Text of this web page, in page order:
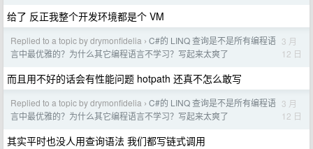
给了 反正我整个开发环境都是个 VM
Replied to a topic by drymonfidelia › C#的 LINQ 查询是不是所有编程语
言中最优雅的？为什么其它编程语言不学习？写起来太爽了
3 月
12 日
而且用不好的话会有性能问题 hotpath 还真不怎么敢写
Replied to a topic by drymonfidelia › C#的 LINQ 查询是不是所有编程语
言中最优雅的？为什么其它编程语言不学习？写起来太爽了
3 月
12 日
其实平时也没人用查询语法 我们都写链式调用